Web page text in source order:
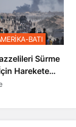
Sürme
Harekete
BATI